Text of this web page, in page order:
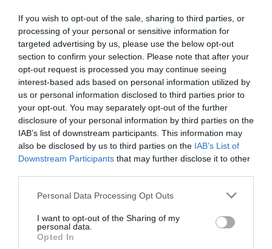
If you wish to opt-out of the sale, sharing to third parties, or
processing of your personal or sensitive information for
targeted advertising by us, please use the below opt-out
section to confirm your selection. Please note that after your
opt-out request is processed you may continue seeing
interest-based ads based on personal information utilized by
us or personal information disclosed to third parties prior to
your opt-out. You may separately opt-out of the further
disclosure of your personal information by third parties on the
IAB’s list of downstream participants. This information may
also be disclosed by us to third parties on the IAB’s List of
Downstream Participants that may further disclose it to other
Please note that this website/app uses one or more Google
not limited to your visit or usage behaviour. You may click to
grant or deny consent to Google and its third-party tags to
use your data for below specified purposes in below Google
Personal Data Processing Opt Outs
I want to opt-out of the Sharing of my
personal data.
Opted In
ΣΧΟΛΙΑ